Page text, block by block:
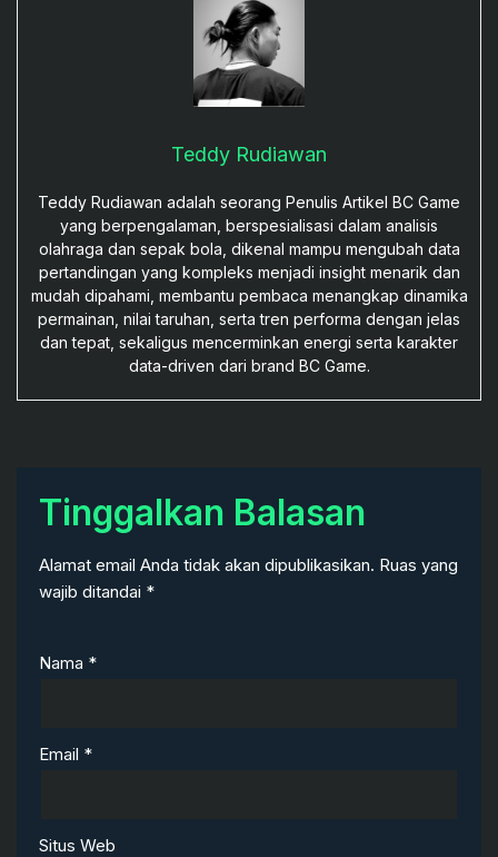
Teddy Rudiawan
Teddy Rudiawan adalah seorang Penulis Artikel BC Game
yang berpengalaman, berspesialisasi dalam analisis
olahraga dan sepak bola, dikenal mampu mengubah data
pertandingan yang kompleks menjadi insight menarik dan
mudah dipahami, membantu pembaca menangkap dinamika
permainan, nilai taruhan, serta tren performa dengan jelas
dan tepat, sekaligus mencerminkan energi serta karakter
data-driven dari brand BC Game.
Tinggalkan Balasan
Alamat email Anda tidak akan dipublikasikan. Ruas yang
wajib ditandai *
Nama *
Email *
Situs Web